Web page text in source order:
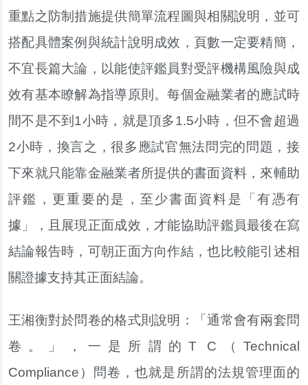
重點之防制措施提供簡單流程圖與相關說明，並可
搭配具體案例與統計說明成效，頁數一定要精簡，
不宜長篇大論，以能使評鑑員對受評機構風險與成
效有基本瞭解為指導原則。每個金融業者的應試時
間不是不到1小時，就是頂多1.5小時，但不會超過
2小時，換言之，很多應試官無法問完的問題，接
下來就只能靠金融業者所提供的書面資料，來輔助
評鑑，更重要的是，至少書面資料是「有憑有
據」，且展現正面成效，才能協助評鑑員最後在寫
結論報告時，可朝正面方向作結，也比較能引述相
關證據支持其正面結論。
王湘衡對於問卷的格式則說明：「通常會有兩套問
卷。」，一是所謂的T C（Technical
Compliance）問卷，也就是所謂的法規管理面的